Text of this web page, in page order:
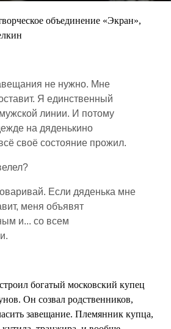
объединение «Экран»,
не нужно. Мне
Я единственный
линии. И потому
на дяденькино
своё состояние прожил.
Если дяденька мне
меня объявят
и... со всем
богатый московский купец
Он созвал родственников,
завещание. Племянник купца,